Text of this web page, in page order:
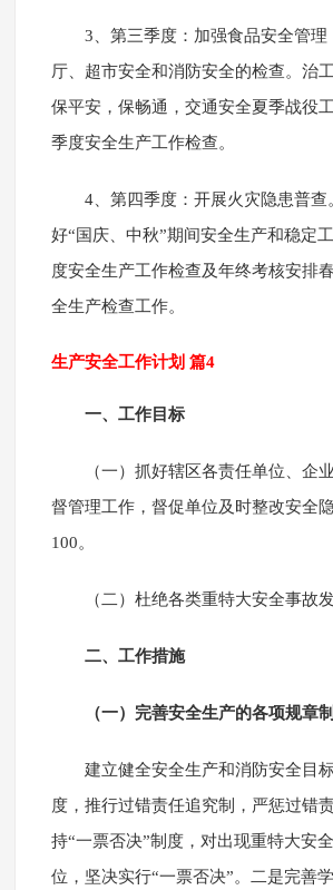
3、第三季度：加强食品安全管理
厅、超市安全和消防安全的检查。治
保平安，保畅通，交通安全夏季战役
季度安全生产工作检查。
4、第四季度：开展火灾隐患普查
好“国庆、中秋”期间安全生产和稳定
度安全生产工作检查及年终考核安排
全生产检查工作。
生产安全工作计划 篇4
一、工作目标
（一）抓好辖区各责任单位、企
督管理工作，督促单位及时整改安全
100。
（二）杜绝各类重特大安全事故发
二、工作措施
（一）完善安全生产的各项规章
建立健全安全生产和消防安全目
度，推行过错责任追究制，严惩过错
持“一票否决”制度，对出现重特大安
位，坚决实行“一票否决”。二是完善